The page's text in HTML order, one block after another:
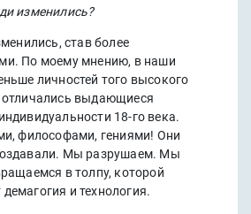
изменились?
став более
По моему мнению, в наши
личностей того высокого
выдающиеся
18-го века.
философами, гениями! Они
Мы разрушаем. Мы
в толпу, которой
и технология.